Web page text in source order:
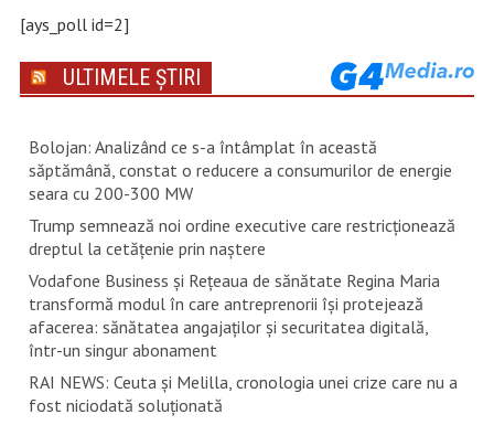
[ays_poll id=2]
ULTIMELE ȘTIRI
Bolojan: Analizând ce s-a întâmplat în această
săptămână, constat o reducere a consumurilor de energie
seara cu 200-300 MW
Trump semnează noi ordine executive care restricţionează
dreptul la cetăţenie prin naştere
Vodafone Business și Rețeaua de sănătate Regina Maria
transformă modul în care antreprenorii își protejează
afacerea: sănătatea angajaților și securitatea digitală,
într-un singur abonament
RAI NEWS: Ceuta și Melilla, cronologia unei crize care nu a
fost niciodată soluționată